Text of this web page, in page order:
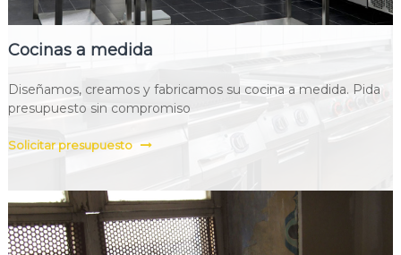
Cocinas a medida
Diseñamos, creamos y fabricamos su cocina a medida. Pida
presupuesto sin compromiso
Solicitar presupuesto